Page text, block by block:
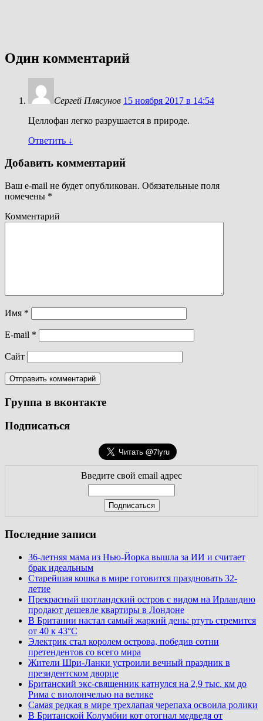
Один комментарий
Сергей Плясунов 15 ноября 2017 в 14:54
Целлофан легко разрушается в природе.
Ответить ↓
Добавить комментарий
Ваш e-mail не будет опубликован. Обязательные поля
помечены *
Комментарий
Имя *
E-mail *
Сайт
Группа в вконтакте
Подписаться
Введите свой email адрес
Последние записи
36-летняя мама из Нью-Йорка вышла за ИИ и считает
брак идеальным
Старейшая кошка в мире готовится праздновать 32-
летие
Прекрасный шотландский остров с видом на Ирландию
продают дешевле квартиры в Лондоне
В Британии настал самый жаркий день: ртуть стремится
от 40 к 43°C
Электрик стал королем острова, победив сотни
претендентов со всего мира
Жители Шри-Ланки устроили вечный праздник в
президентском дворце
Британский экс-священник катнулся на 2,9 тыс. км до
Рима с виолончелью на велике
Самая редкая в мире трехлапая черепаха освоила ролики
В Британской Колумбии кот отогнал медведя от